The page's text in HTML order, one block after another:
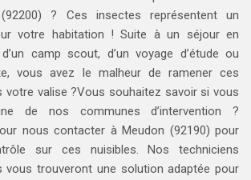
(92200) ? Ces insectes représentent un
votre habitation ! Suite à un séjour en
camp scout, d’un voyage d’étude ou
vous avez le malheur de ramener ces
votre valise ?Vous souhaitez savoir si vous
de nos communes d’intervention ?
nous contacter à Meudon (92190) pour
sur ces nuisibles. Nos techniciens
vous trouveront une solution adaptée pour